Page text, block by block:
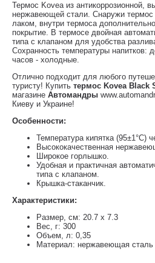
Термос Kovea из антикоррозионной,
нержавеющей стали. Снаружи
лаком, внутри термоса
покрытие. В термосе двойная
типа с клапаном для удобства
Сохранность температуры напитков:
часов - холодные.
Отлично подходит для любого
туристу! Купить термос Kovea Black
магазине Автомандры
Киеву и Украине!
Особенности:
Температура кипятка (95±1°C)
Высококачественная
Широкое горлышко.
Удобная и практичная
типа с клапаном.
Крышка-стаканчик.
Характеристики:
Размер, см: 20.7 x 7.3
Вес, г: 300
Объем, л: 0,35
Материал: нержавеющая сталь